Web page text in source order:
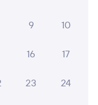
и не удаляем
9 10
16 17
23 24